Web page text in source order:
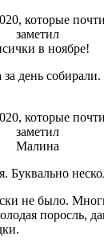
в ноябре!
день
Малина
Буквально
не было.
поросль,